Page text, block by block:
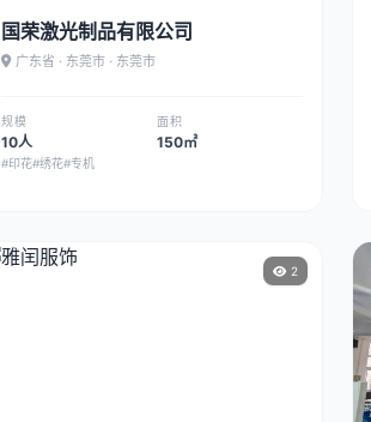
国荣激光制品有限公司
广东省 · 东莞市 · 东莞市
规模
10人
面积
150㎡
#印花#绣花#专机
2